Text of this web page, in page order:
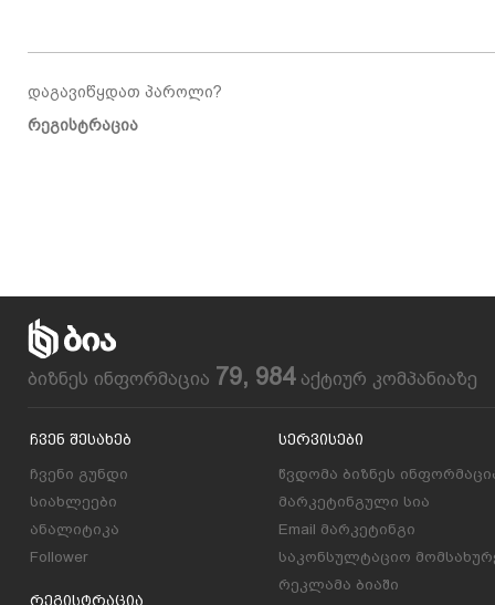
დაგავიწყდათ პაროლი?
რეგისტრაცია
ბიზნეს ინფორმაცია 79, 984აქტიურ კომპანიაზე
Ჩვენ Შესახებ
ჩვენი გუნდი
სიახლეები
ანალიტიკა
Follower
Რეგისტრაცია
Სერვისები
წვდომა ბიზნეს
მარკეტინგული სია
Email მარკეტინგი
საკონსულტაციო
რეკლამა ბიაში